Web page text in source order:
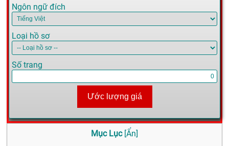
Ngôn ngữ đích
Loại hồ sơ
Số trang
Ước lượng giá
Mục Lục [Ẩn]